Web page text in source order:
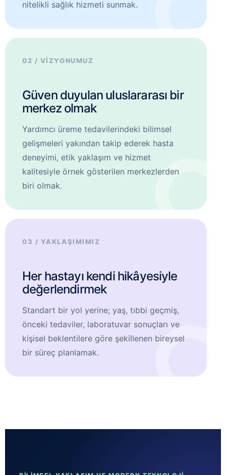
nitelikli sağlık hizmeti sunmak.
02 / VİZYONUMUZ
Güven duyulan uluslararası bir
merkez olmak
Yardımcı üreme tedavilerindeki bilimsel
gelişmeleri yakından takip ederek hasta
deneyimi, etik yaklaşım ve hizmet
kalitesiyle örnek gösterilen merkezlerden
biri olmak.
03 / YAKLAŞIMIMIZ
Her hastayı kendi hikâyesiyle
değerlendirmek
Standart bir yol yerine; yaş, tıbbi geçmiş,
önceki tedaviler, laboratuvar sonuçları ve
kişisel beklentilere göre şekillenen bireysel
bir süreç planlamak.